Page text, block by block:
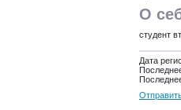
О
студент
Дата